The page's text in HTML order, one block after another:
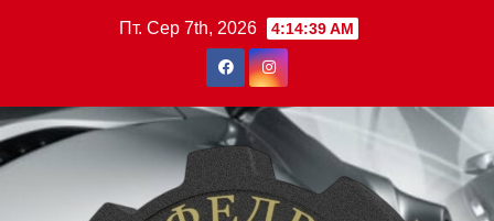
Пт. Сер 7th, 2026 4:14:40 AM